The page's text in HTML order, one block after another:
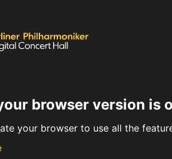
browser version is
your browser to use all the